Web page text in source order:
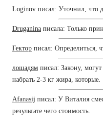
Loginov писал: Уточнил, что
Druganina писала: Только
Гектор писал: Определиться,
лошадям писал: Закону,
набрать 2-3 кг жира, которые.
Afanasij писал: У Виталия
результате чего стоимость.